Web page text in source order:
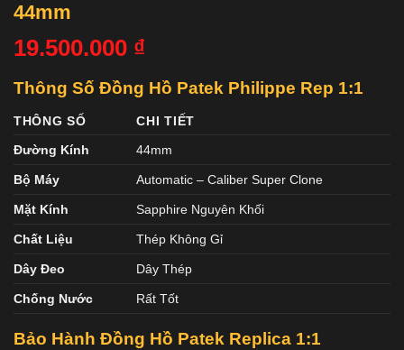
44mm
19.500.000 ₫
Thông Số Đồng Hồ Patek Philippe Rep 1:1
THÔNG SỐ
CHI TIẾT
Đường Kính
44mm
Bộ Máy Automatic – Caliber Super Clone
Mặt Kính Sapphire Nguyên Khối
Chất Liệu Thép Không Gỉ
Dây Đeo Dây Thép
Chống Nước Rất Tốt
Bảo Hành Đồng Hồ Patek Replica 1:1